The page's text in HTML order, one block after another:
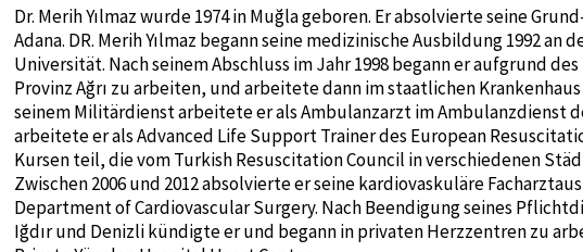
Dr. Merih Yılmaz wurde 1974 in Muğla geboren. Er absolvierte seine
Adana. DR. Merih Yılmaz begann seine medizinische Ausbildung 1992
Universität. Nach seinem Abschluss im Jahr 1998 begann er aufgrund
Provinz Ağrı zu arbeiten, und arbeitete dann im staatlichen
seinem Militärdienst arbeitete er als Ambulanzarzt im Ambulanzdienst
arbeitete er als Advanced Life Support Trainer des European
Kursen teil, die vom Turkish Resuscitation Council in verschiedenen
Zwischen 2006 und 2012 absolvierte er seine kardiovaskuläre
Department of Cardiovascular Surgery. Nach Beendigung seines
Iğdır und Denizli kündigte er und begann in privaten Herzzentren zu